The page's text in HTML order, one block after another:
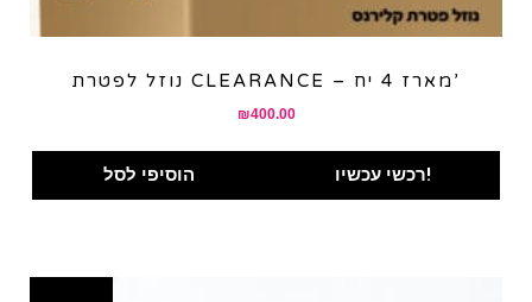
נוזל לפטרת CLEARANCE – מארז 4 יח’
₪400.00
הוסיפי לסל רכשי עכשיו!